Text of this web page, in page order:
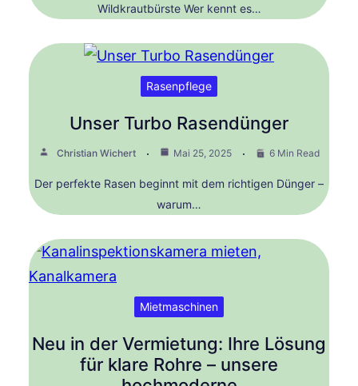
Wildkrautbürste Wer kennt es…
Rasenpflege
Unser Turbo Rasendünger
Christian Wichert Mai 25, 2025 6 Min Read
Der perfekte Rasen beginnt mit dem richtigen Dünger –
warum…
Mietmaschinen
Neu in der Vermietung: Ihre Lösung
für klare Rohre – unsere